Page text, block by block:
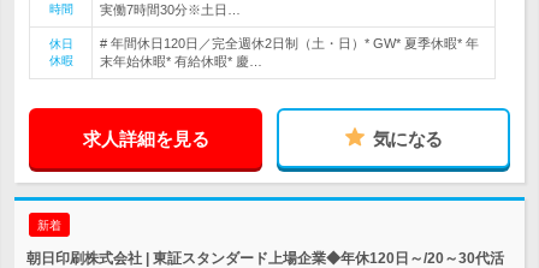
時間
実働7時間30分※土日…
休日
休暇
# 年間休日120日／完全週休2日制（土・日）* GW* 夏季休暇* 年
末年始休暇* 有給休暇* 慶…
求人詳細を見る 気になる
新着
朝日印刷株式会社 | 東証スタンダード上場企業◆年休120日～/20～30代活